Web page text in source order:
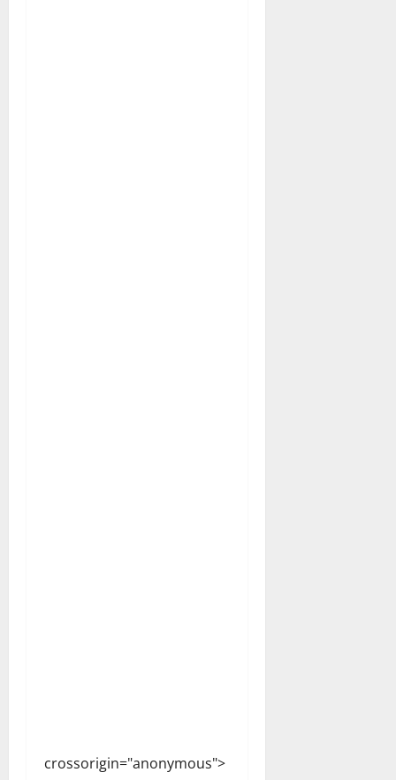
crossorigin="anonymous">